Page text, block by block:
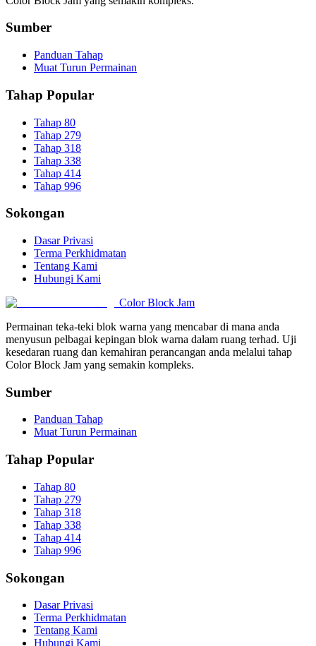
Sumber
Panduan Tahap
Muat Turun Permainan
Tahap Popular
Tahap 80
Tahap 279
Tahap 318
Tahap 338
Tahap 414
Tahap 996
Sokongan
Dasar Privasi
Terma Perkhidmatan
Tentang Kami
Hubungi Kami
Color Block Jam
Permainan teka-teki blok warna yang mencabar di mana anda
menyusun pelbagai kepingan blok warna dalam ruang terhad. Uji
kesedaran ruang dan kemahiran perancangan anda melalui tahap
Color Block Jam yang semakin kompleks.
Sumber
Panduan Tahap
Muat Turun Permainan
Tahap Popular
Tahap 80
Tahap 279
Tahap 318
Tahap 338
Tahap 414
Tahap 996
Sokongan
Dasar Privasi
Terma Perkhidmatan
Tentang Kami
Hubungi Kami